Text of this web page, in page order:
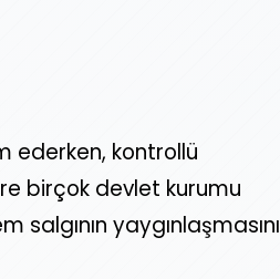
ederken, kontrollü
birçok devlet kurumu
yaygınlaşmasını